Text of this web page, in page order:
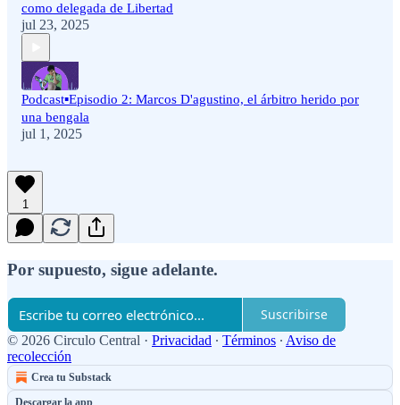
como delegada de Libertad
jul 23, 2025
Podcast▪️Episodio 2: Marcos D'agustino, el árbitro herido por
una bengala
jul 1, 2025
1
Por supuesto, sigue adelante.
Suscribirse
© 2026 Circulo Central · Privacidad ∙ Términos ∙ Aviso de
recolección
Crea tu Substack
Descargar la app